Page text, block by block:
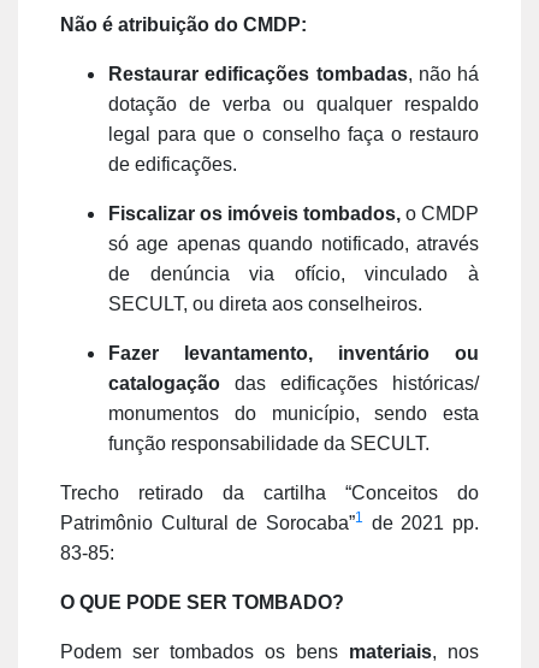
Não é atribuição do CMDP:
Restaurar edificações tombadas, não há
dotação de verba ou qualquer respaldo
legal para que o conselho faça o restauro
de edificações.
Fiscalizar os imóveis tombados, o CMDP
só age apenas quando notificado, através
de denúncia via ofício, vinculado à
SECULT, ou direta aos conselheiros.
Fazer levantamento, inventário ou
catalogação das edificações históricas/
monumentos do município, sendo esta
função responsabilidade da SECULT.
Trecho retirado da cartilha “Conceitos do
Patrimônio Cultural de Sorocaba”1 de 2021 pp.
83-85:
O QUE PODE SER TOMBADO?
Podem ser tombados os bens materiais, nos